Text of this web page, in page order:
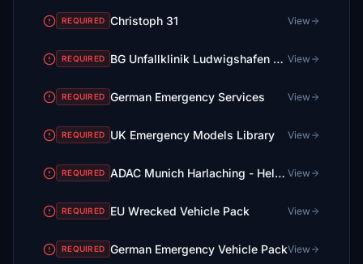
REQUIRED Christoph 31 View
REQUIRED BG Unfallklinik Ludwigshafen Christoph 5 Base View
REQUIRED German Emergency Services View
REQUIRED UK Emergency Models Library View
REQUIRED ADAC Munich Harlaching - Heliport View
REQUIRED EU Wrecked Vehicle Pack View
REQUIRED German Emergency Vehicle PackView